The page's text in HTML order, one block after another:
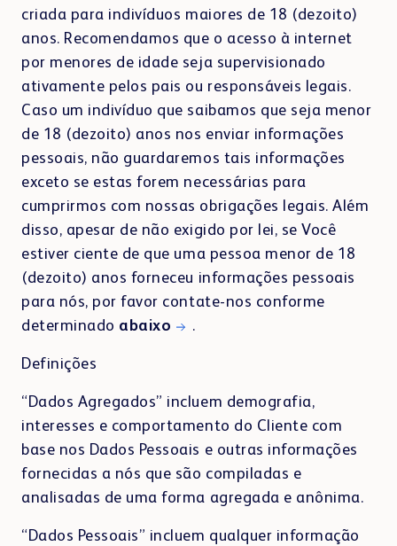
criada para indivíduos maiores de 18 (dezoito)
anos. Recomendamos que o acesso à internet
por menores de idade seja supervisionado
ativamente pelos pais ou responsáveis legais.
Caso um indivíduo que saibamos que seja menor
de 18 (dezoito) anos nos enviar informações
pessoais, não guardaremos tais informações
exceto se estas forem necessárias para
cumprirmos com nossas obrigações legais. Além
disso, apesar de não exigido por lei, se Você
estiver ciente de que uma pessoa menor de 18
(dezoito) anos forneceu informações pessoais
para nós, por favor contate-nos conforme
determinado abaixo .
Definições
“Dados Agregados” incluem demografia,
interesses e comportamento do Cliente com
base nos Dados Pessoais e outras informações
fornecidas a nós que são compiladas e
analisadas de uma forma agregada e anônima.
“Dados Pessoais” incluem qualquer informação